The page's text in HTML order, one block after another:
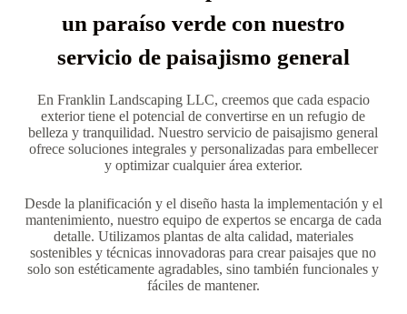
un paraíso verde con nuestro
servicio de paisajismo general
En Franklin Landscaping LLC, creemos que cada espacio
exterior tiene el potencial de convertirse en un refugio de
belleza y tranquilidad. Nuestro servicio de paisajismo general
ofrece soluciones integrales y personalizadas para embellecer
y optimizar cualquier área exterior.
Desde la planificación y el diseño hasta la implementación y el
mantenimiento, nuestro equipo de expertos se encarga de cada
detalle. Utilizamos plantas de alta calidad, materiales
sostenibles y técnicas innovadoras para crear paisajes que no
solo son estéticamente agradables, sino también funcionales y
fáciles de mantener.